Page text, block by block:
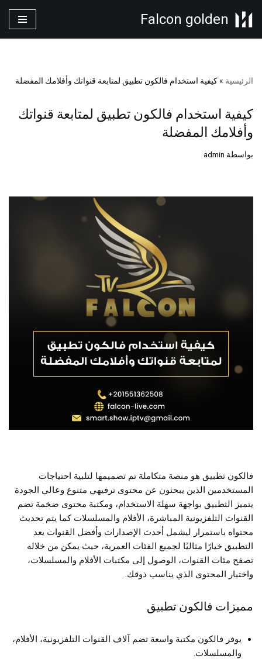
Falcon golden
الرئيسية »كيفية استخدام فالكون تطبيق لمتابعة قنواتك وأفلامك المفضلة
كيفية استخدام فالكون تطبيق لمتابعة قنواتك
وأفلامك المفضلة
بواسطة admin
فالكون تطبيق هو منصة متكاملة تم تصميمها لتلبية احتياجات
المستخدمين الذين يبحثون عن محتوى ترفيهي متنوع وعالي الجودة
يتميز التطبيق بواجهة سهلة الاستخدام، ومكتبة محتوى ضخمة تضم
القنوات التلفزيونية المباشرة، الأفلام والمسلسلات كما يتم تحديث
محتواه باستمرار ليشمل أحدث الإصدارات وأفضل القنوات يعد
التطبيق خيارًا مثاليًا لجميع الفئات العمرية، حيث يمكن من خلاله
تصفح مئات القنوات، الوصول إلى مكتبات الأفلام والمسلسلات،
واختيار المحتوى الذي يناسب ذوقك.
مميزات فالكون تطبيق
يوفر فالكون مكتبة واسعة تضم آلاف القنوات التلفزيونية، الأفلام،
والمسلسلات.